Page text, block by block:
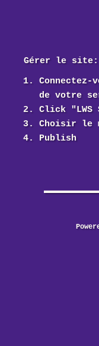
Gérer le site:
Connectez-
de votre
Click
Choisir le
Publish